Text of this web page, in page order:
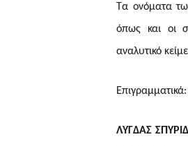
Τα ονόματα
όπως και οι
αναλυτικό
Επιγραμματικά:
ΛΥΓΔΑΣ